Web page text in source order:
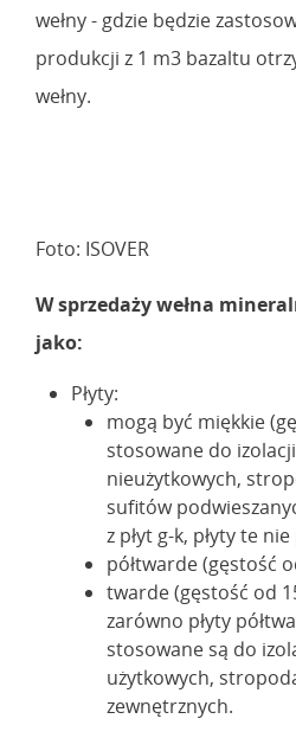
wełny - gdzie będzie
produkcji z 1 m3 bazaltu
wełny.
Foto: ISOVER
W sprzedaży wełna
jako:
Płyty:
mogą być miękkie
stosowane do
nieużytkowych,
sufitów
z płyt g-k, płyty te
półtwarde (gęstość
twarde (gęstość od
zarówno płyty
stosowane są do
użytkowych,
zewnętrznych.